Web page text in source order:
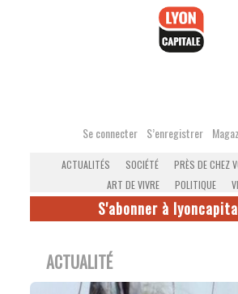
Se connecter S’enregistrer
ACTUALITÉS SOCIÉTÉ PRÈS DE CHEZ
ART DE VIVRE
POLITIQUE
S'abonner à
ACTUALITÉ